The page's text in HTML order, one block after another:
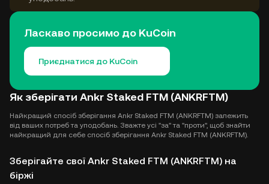
Ласкаво просимо до KuCoin
Приєднатися до KuCoin
Як зберігати Ankr Staked FTM (ANKRFTM)
Найкращий спосіб зберігання Ankr Staked FTM (ANKRFTM) залежить
від ваших потреб та уподобань. Зважте усі "за" та "проти", щоб знайти
найкращий для себе спосіб зберігання Ankr Staked FTM (ANKRFTM).
Зберігайте свої Ankr Staked FTM (ANKRFTM) на
біржі